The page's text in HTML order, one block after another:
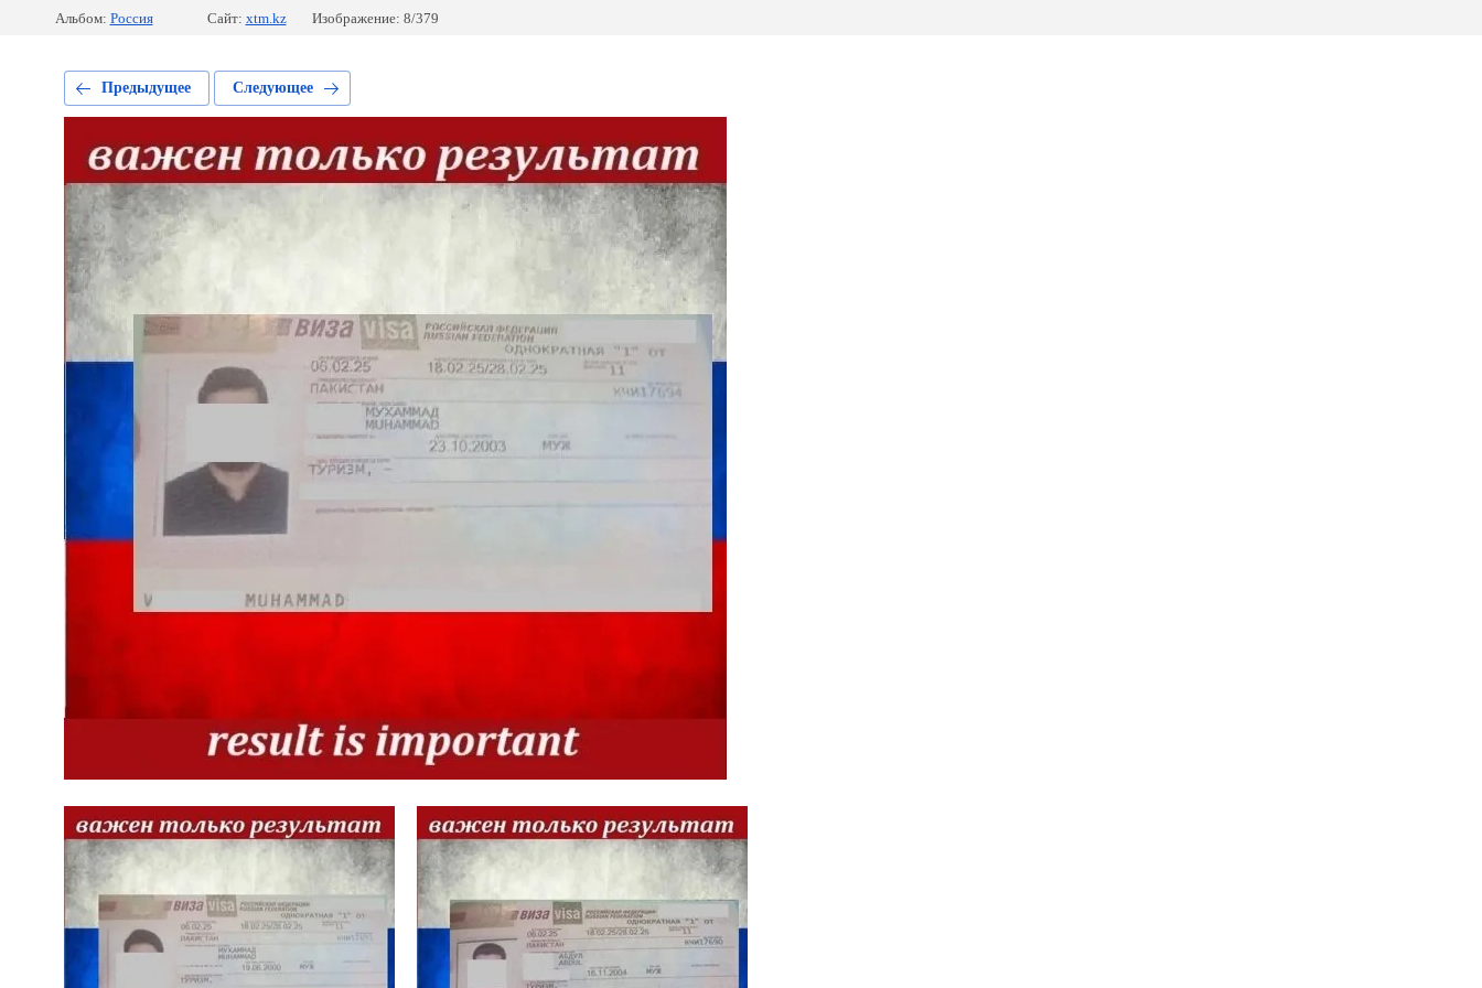
Альбом: Россия Сайт: xtm.kz Изображение: 8/379
Предыдущее Следующее